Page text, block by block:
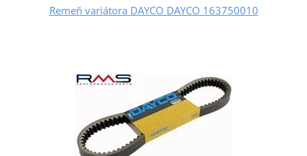
Remeň variátora DAYCO DAYCO 163750010